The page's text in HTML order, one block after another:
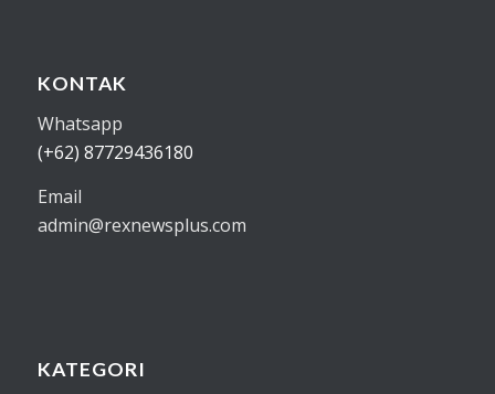
KONTAK
Whatsapp
(+62) 87729436180
Email
admin@rexnewsplus.com
KATEGORI